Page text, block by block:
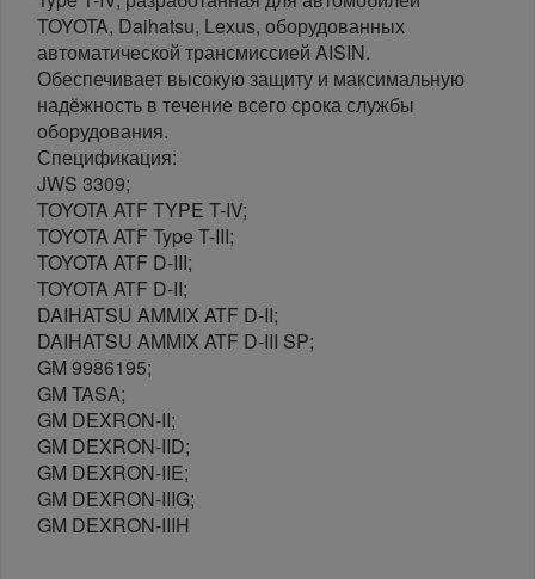
TOYOTA, Daihatsu, Lexus, оборудованных
автоматической трансмиссией AISIN.
Обеспечивает высокую защиту и максимальную
надёжность в течение всего срока службы
оборудования.
Спецификация:
JWS 3309;
TOYOTA ATF TYPE T-IV;
TOYOTA ATF Type T-III;
TOYOTA ATF D-III;
TOYOTA ATF D-II;
DAIHATSU AMMIX ATF D-II;
DAIHATSU AMMIX ATF D-III SP;
GM 9986195;
GM TASA;
GM DEXRON-II;
GM DEXRON-IID;
GM DEXRON-IIE;
GM DEXRON-IIIG;
GM DEXRON-IIIH